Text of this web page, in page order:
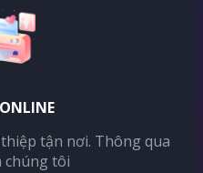
tận nơi. Thông qua
chúng tôi